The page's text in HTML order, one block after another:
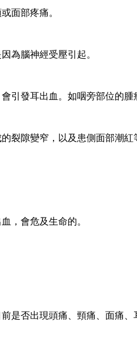
面部疼痛。
為腦神經受壓引起。
引發耳出血。如咽旁部位的腫
裂隙變窄，以及患側面部潮紅
，會危及生命的。
是否出現頭痛、頸痛、面痛